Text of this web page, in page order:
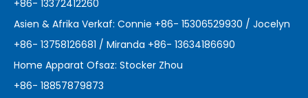
+86- 13372412260
Asien & Afrika Verkaf: Connie +86- 15306529930 / Jocelyn
+86- 13758126681 / Miranda +86- 13634186690
Home Apparat Ofsaz: Stocker Zhou
+86- 18857879873